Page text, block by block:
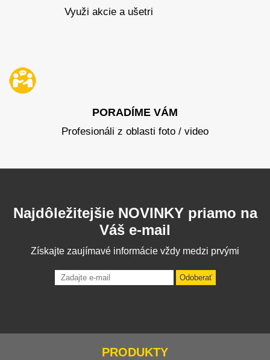
Využi akcie a ušetri
PORADÍME VÁM
Profesionáli z oblasti foto / video
Najdôležitejšie NOVINKY priamo na
Váš e-mail
Získajte zaujímavé informácie vždy medzi prvými
Odoberať
PRODUKTY